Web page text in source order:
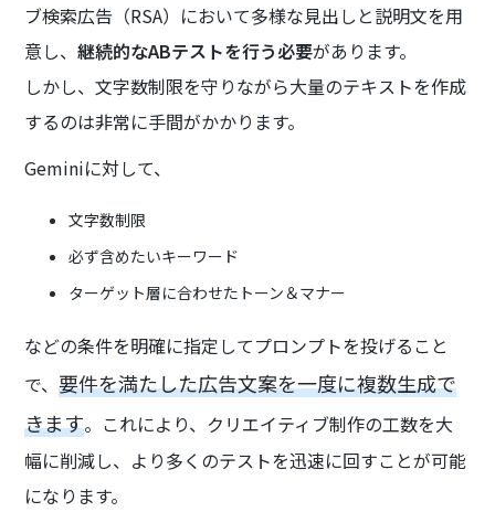
ブ検索広告（RSA）において多様な見出しと説明文を用
意し、継続的なABテストを行う必要があります。
しかし、文字数制限を守りながら大量のテキストを作成
するのは非常に手間がかかります。
Geminiに対して、
文字数制限
必ず含めたいキーワード
ターゲット層に合わせたトーン＆マナー
などの条件を明確に指定してプロンプトを投げること
で、要件を満たした広告文案を一度に複数生成で
きます。これにより、クリエイティブ制作の工数を大
幅に削減し、より多くのテストを迅速に回すことが可能
になります。